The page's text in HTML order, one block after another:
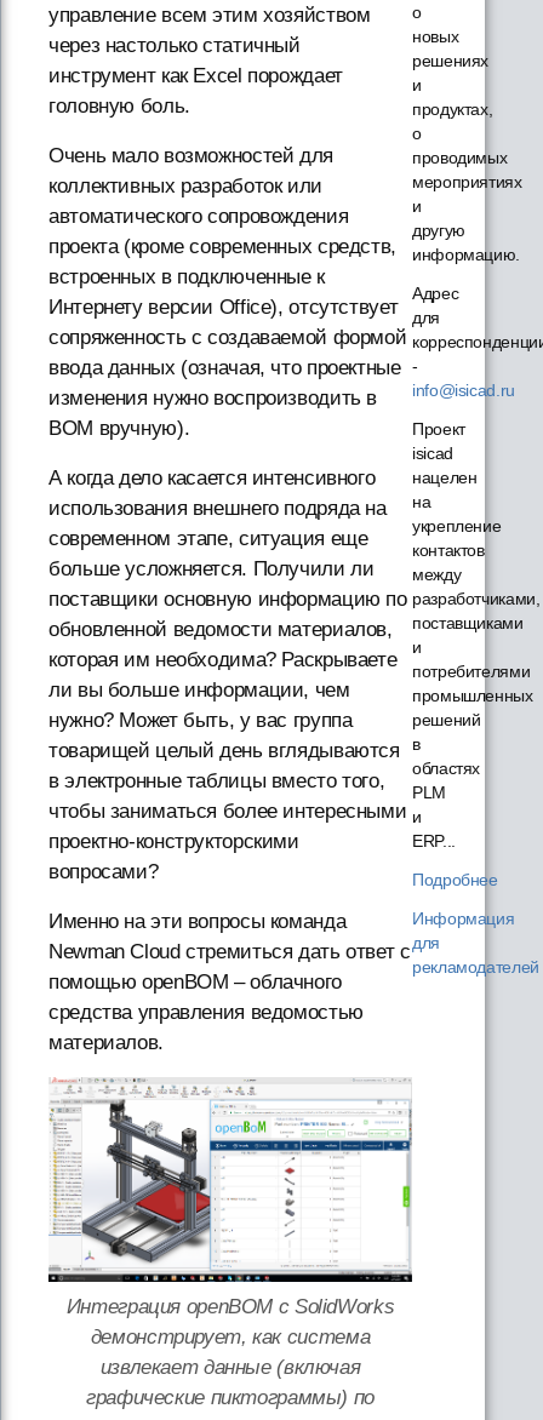
управление всем этим хозяйством
через настолько статичный
инструмент как Excel порождает
головную боль.
Очень мало возможностей для
коллективных разработок или
автоматического сопровождения
проекта (кроме современных средств,
встроенных в подключенные к
Интернету версии Office), отсутствует
сопряженность с создаваемой формой
ввода данных (означая, что проектные
изменения нужно воспроизводить в
BOM вручную).
А когда дело касается интенсивного
использования внешнего подряда на
современном этапе, ситуация еще
больше усложняется. Получили ли
поставщики основную информацию по
обновленной ведомости материалов,
которая им необходима? Раскрываете
ли вы больше информации, чем
нужно? Может быть, у вас группа
товарищей целый день вглядываются
в электронные таблицы вместо того,
чтобы заниматься более интересными
проектно-конструкторскими
вопросами?
Именно на эти вопросы команда
Newman Cloud стремиться дать ответ с
помощью openBOM – облачного
средства управления ведомостью
материалов.
Интеграция openBOM с SolidWorks
демонстрирует, как система
извлекает данные (включая
графические пиктограммы) по
о
новых
решениях
и
продуктах,
о
проводимых
мероприятиях
и
другую
информацию.
Адрес
для
-
info@isicad.ru
Проект
isicad
нацелен
на
укрепление
контактов
между
разработчиками,
поставщиками
и
потребителями
промышленных
решений
в
областях
PLM
и
ERP...
Подробнее
Информация
для
рекламодателей